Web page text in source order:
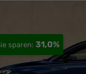
31,0%